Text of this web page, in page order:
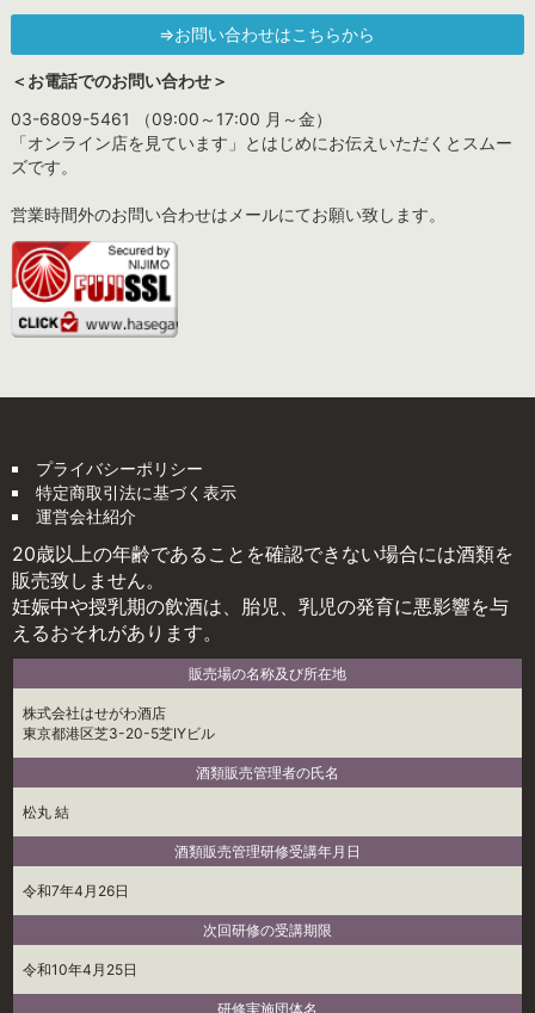
⇒お問い合わせはこちらから
＜お電話でのお問い合わせ＞
03-6809-5461 （09:00～17:00 月～金）
「オンライン店を見ています」とはじめにお伝えいただくとスムー
ズです。
営業時間外のお問い合わせはメールにてお願い致します。
プライバシーポリシー
特定商取引法に基づく表示
運営会社紹介
20歳以上の年齢であることを確認できない場合には酒類を
販売致しません。
妊娠中や授乳期の飲酒は、胎児、乳児の発育に悪影響を与
えるおそれがあります。
販売場の名称及び所在地
株式会社はせがわ酒店
東京都港区芝3-20-5芝IYビル
酒類販売管理者の氏名
松丸 結
酒類販売管理研修受講年月日
令和7年4月26日
次回研修の受講期限
令和10年4月25日
研修実施団体名